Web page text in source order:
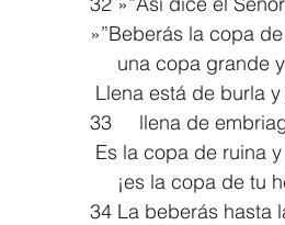
»”Beberás la copa
una copa grande
Llena está de burla
33     llena de
Es la copa de ruina
¡es la copa de
34 La beberás hasta